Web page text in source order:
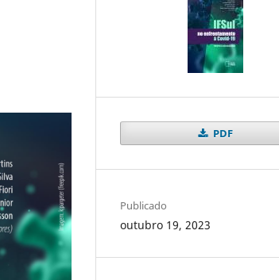
PDF
Publicado
outubro 19, 2023